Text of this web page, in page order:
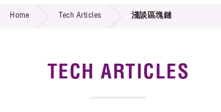
Technology Transfer
Tech Articles
Home Tech Articles 淺談區塊鏈
TECH ARTICLES